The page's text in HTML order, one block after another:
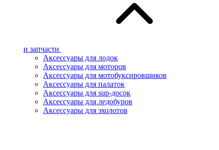
и запчасти
Аксессуары для лодок
Аксессуары для моторов
Аксессуары для мотобуксировщиков
Аксессуары для палаток
Аксессуары для sup-досок
Аксессуары для ледобуров
Аксессуары для эхолотов